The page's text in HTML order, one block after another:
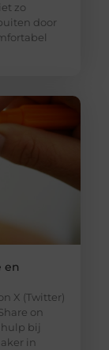
zo
door
en
X (Twitter)
on
hulp bij
in